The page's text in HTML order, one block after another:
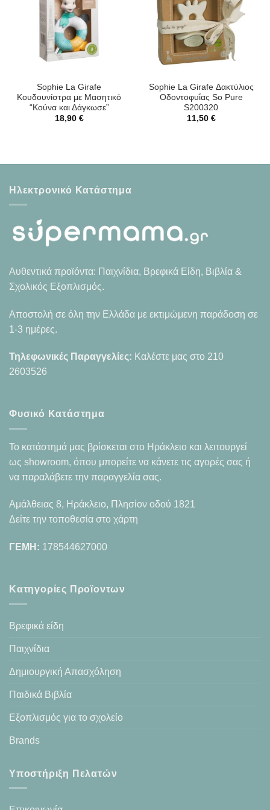
Sophie La Girafe
Κουδουνίστρα με Μασητικό
“Κούνα και Δάγκωσε”
18,90 €
Sophie La Girafe Δακτύλιος
Οδοντοφυΐας So Pure
S200320
11,50 €
Ηλεκτρονικό Κατάστημα
Αυθεντικά προϊόντα: Παιχνίδια, Βρεφικά Είδη, Βιβλία &
Σχολικός Εξοπλισμός.
Αποστολή σε όλη την Ελλάδα με εκτιμώμενη παράδοση σε
1-3 ημέρες.
Τηλεφωνικές Παραγγελίες: Καλέστε μας στο 210
2603526
Φυσικό Κατάστημα
Το κατάστημά μας βρίσκεται στο Ηράκλειο και λειτουργεί
ως showroom, όπου μπορείτε να κάνετε τις αγορές σας ή
να παραλάβετε την παραγγελία σας.
Αμάλθειας 8, Ηράκλειο, Πλησίον οδού 1821
Δείτε την τοποθεσία στο χάρτη
ΓΕΜΗ: 178544627000
Κατηγορίες Προϊοντων
Βρεφικά είδη
Παιχνίδια
Δημιουργική Απασχόληση
Παιδικά Βιβλία
Εξοπλισμός για το σχολείο
Brands
Υποστήριξη Πελατών